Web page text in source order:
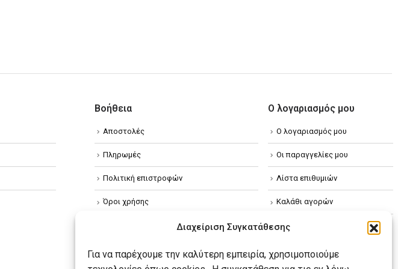
Διαχείριση Συγκατάθεσης
Για να παρέχουμε την καλύτερη εμπειρία, χρησιμοποιούμε
Βοήθεια
Αποστολές
Πληρωμές
Πολιτική επιστροφών
Όροι χρήσης
Πολιτική απορρήτου
Πολιτική Cookies
Ο λογαριασμός μου
Ο λογαριασμός μου
Οι παραγγελίες μου
Λίστα επιθυμιών
Καλάθι αγορών